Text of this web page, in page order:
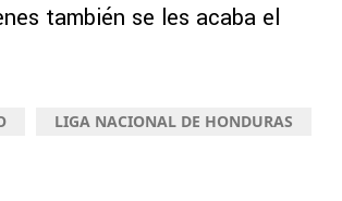
también se les acaba el
LIGA NACIONAL DE HONDURAS